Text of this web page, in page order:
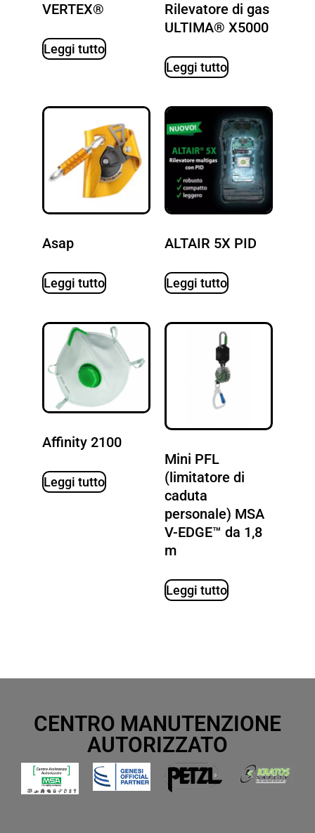
VERTEX®
Leggi tutto
Rilevatore di gas
ULTIMA® X5000
Leggi tutto
Asap
Leggi tutto
ALTAIR 5X PID
Leggi tutto
Affinity 2100
Leggi tutto
Mini PFL
(limitatore di
caduta
personale) MSA
V-EDGE™ da 1,8
m
Leggi tutto
CENTRO MANUTENZIONE
AUTORIZZATO